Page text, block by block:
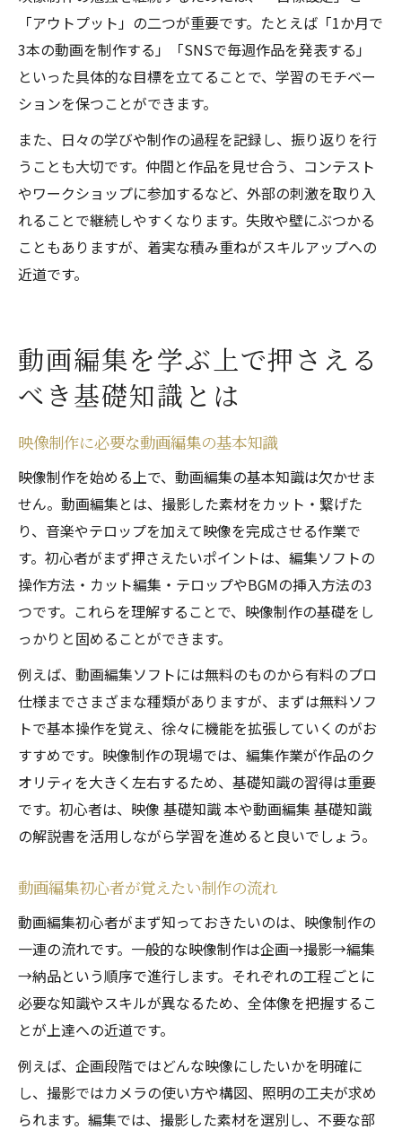
「アウトプット」の二つが重要です。たとえば「1か月で
3本の動画を制作する」「SNSで毎週作品を発表する」
といった具体的な目標を立てることで、学習のモチベー
ションを保つことができます。
また、日々の学びや制作の過程を記録し、振り返りを行
うことも大切です。仲間と作品を見せ合う、コンテスト
やワークショップに参加するなど、外部の刺激を取り入
れることで継続しやすくなります。失敗や壁にぶつかる
こともありますが、着実な積み重ねがスキルアップへの
近道です。
動画編集を学ぶ上で押さえる
べき基礎知識とは
映像制作に必要な動画編集の基本知識
映像制作を始める上で、動画編集の基本知識は欠かせま
せん。動画編集とは、撮影した素材をカット・繋げた
り、音楽やテロップを加えて映像を完成させる作業で
す。初心者がまず押さえたいポイントは、編集ソフトの
操作方法・カット編集・テロップやBGMの挿入方法の3
つです。これらを理解することで、映像制作の基礎をし
っかりと固めることができます。
例えば、動画編集ソフトには無料のものから有料のプロ
仕様までさまざまな種類がありますが、まずは無料ソフ
トで基本操作を覚え、徐々に機能を拡張していくのがお
すすめです。映像制作の現場では、編集作業が作品のク
オリティを大きく左右するため、基礎知識の習得は重要
です。初心者は、映像 基礎知識 本や動画編集 基礎知識
の解説書を活用しながら学習を進めると良いでしょう。
動画編集初心者が覚えたい制作の流れ
動画編集初心者がまず知っておきたいのは、映像制作の
一連の流れです。一般的な映像制作は企画→撮影→編集
→納品という順序で進行します。それぞれの工程ごとに
必要な知識やスキルが異なるため、全体像を把握するこ
とが上達への近道です。
例えば、企画段階ではどんな映像にしたいかを明確に
し、撮影ではカメラの使い方や構図、照明の工夫が求め
られます。編集では、撮影した素材を選別し、不要な部